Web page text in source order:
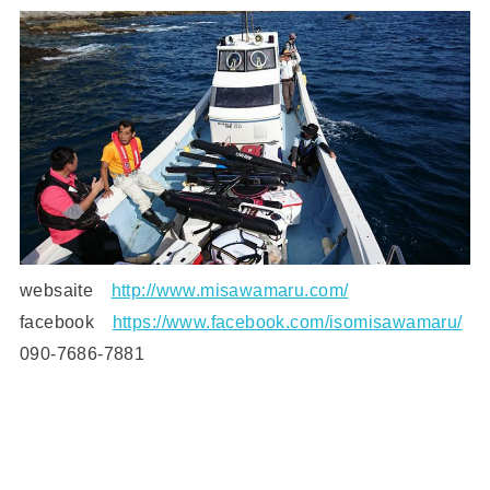
websaite http://www.misawamaru.com/
facebook https://www.facebook.com/isomisawamaru/
090-7686-7881